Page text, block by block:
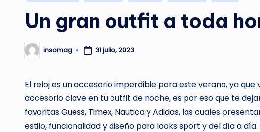
Un gran outfit a toda
Publicado
por
insomag 31 julio, 2023
El reloj es un accesorio imperdible para este verano, ya
accesorio clave en tu outfit de noche, es por eso que te
favoritasGuess, Timex, NauticayAdidas, las cuales
estilo, funcionalidad y diseño para looks sport y del día a día.